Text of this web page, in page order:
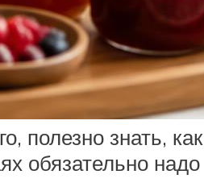
полезно знать,
обязательно